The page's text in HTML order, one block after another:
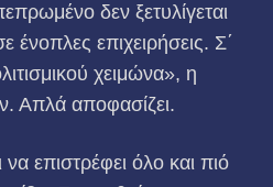
δεν ξετυλίγεται
ένοπλες επιχειρήσεις. Σ΄
χειμώνα», η
Απλά αποφασίζει.
επιστρέφει όλο και πιό